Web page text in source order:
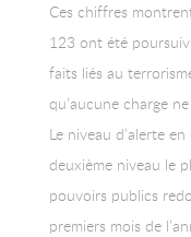
Ces chiffres
123 ont été
faits liés au
qu’aucune charge
Le niveau d’alerte
deuxième niveau le
pouvoirs publics
premiers mois de